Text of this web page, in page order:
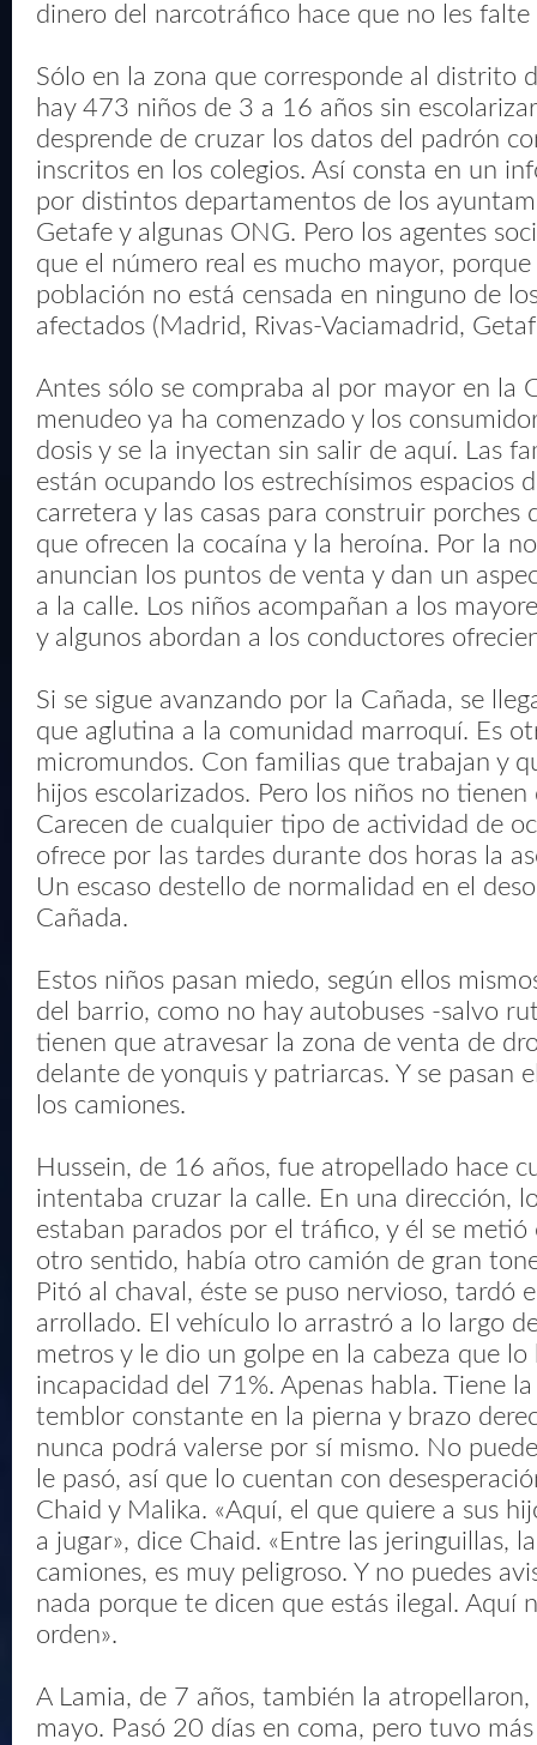
dinero del narcotráfico hace que no les
Sólo en la zona que corresponde al distrito
hay 473 niños de 3 a 16 años sin
desprende de cruzar los datos del padrón
inscritos en los colegios. Así consta en un
por distintos departamentos de los
Getafe y algunas ONG. Pero los agentes
que el número real es mucho mayor,
población no está censada en ninguno de
afectados (Madrid, Rivas-Vaciamadrid,
Antes sólo se compraba al por mayor en la
menudeo ya ha comenzado y los
dosis y se la inyectan sin salir de aquí. Las
están ocupando los estrechísimos espacios
carretera y las casas para construir porches
que ofrecen la cocaína y la heroína. Por la
anuncian los puntos de venta y dan un
a la calle. Los niños acompañan a los
y algunos abordan a los conductores
Si se sigue avanzando por la Cañada, se
que aglutina a la comunidad marroquí. Es
micromundos. Con familias que trabajan y
hijos escolarizados. Pero los niños no tienen
Carecen de cualquier tipo de actividad de
ofrece por las tardes durante dos horas la
Un escaso destello de normalidad en el
Cañada.
Estos niños pasan miedo, según ellos
del barrio, como no hay autobuses -salvo
tienen que atravesar la zona de venta de
delante de yonquis y patriarcas. Y se pasan
los camiones.
Hussein, de 16 años, fue atropellado hace
intentaba cruzar la calle. En una dirección,
estaban parados por el tráfico, y él se metió
otro sentido, había otro camión de gran
Pitó al chaval, éste se puso nervioso, tardó
arrollado. El vehículo lo arrastró a lo largo
metros y le dio un golpe en la cabeza que
incapacidad del 71%. Apenas habla. Tiene
temblor constante en la pierna y brazo
nunca podrá valerse por sí mismo. No
le pasó, así que lo cuentan con
Chaid y Malika. «Aquí, el que quiere a sus
a jugar», dice Chaid. «Entre las jeringuillas,
camiones, es muy peligroso. Y no puedes
nada porque te dicen que estás ilegal. Aquí
orden».
A Lamia, de 7 años, también la
mayo. Pasó 20 días en coma, pero tuvo